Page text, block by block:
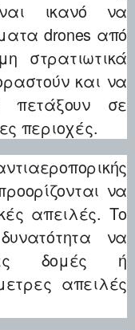
ικανό να
drones από
στρατιωτικά
και να
πετάξουν σε
περιοχές.
να
απειλές. Το
να
δομές ή
απειλές